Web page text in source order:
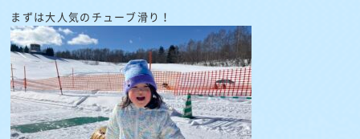
まずは大人気のチューブ滑り！